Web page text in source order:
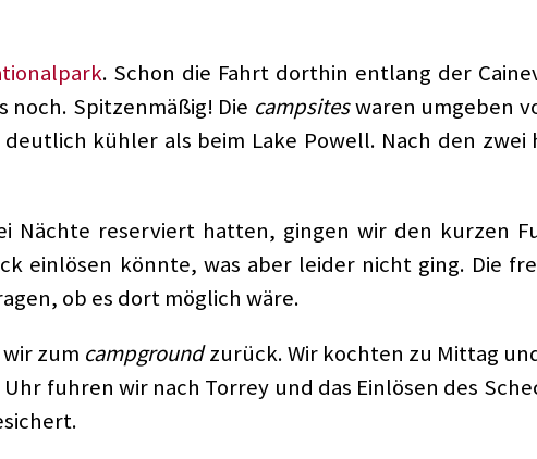
. Schon die Fahrt dorthin entlang der
Spitzenmäßig! Die campsiteswaren umgeben
kühler als beim Lake Powell. Nach den zwei
Nächte reserviert hatten, gingen wir den kurzen
einlösen könnte, was aber leider nicht ging. Die
ob es dort möglich wäre.
zum campgroundzurück. Wir kochten zu Mittag
fuhren wir nach Torrey und das Einlösen des